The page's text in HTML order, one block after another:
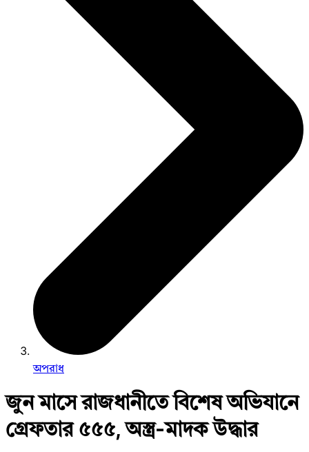
অপরাধ
জুন মাসে রাজধানীতে বিশেষ অভিযানে
গ্রেফতার ৫৫৫, অস্ত্র-মাদক উদ্ধার